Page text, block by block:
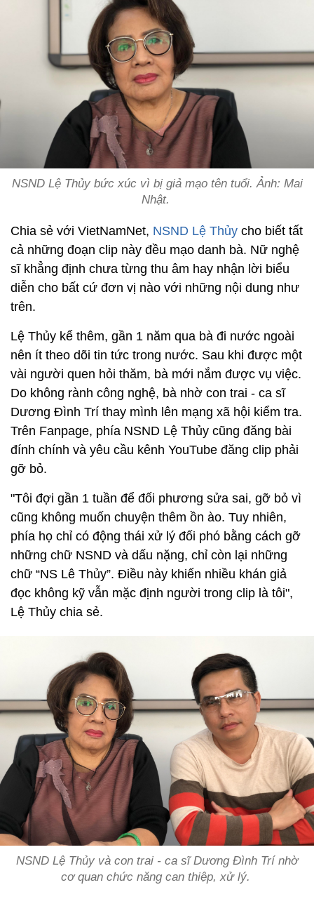
NSND Lệ Thủy bức xúc vì bị giả mạo tên tuổi. Ảnh: Mai
Nhật.
Chia sẻ với VietNamNet, NSND Lệ Thủy cho biết tất
cả những đoạn clip này đều mạo danh bà. Nữ nghệ
sĩ khẳng định chưa từng thu âm hay nhận lời biểu
diễn cho bất cứ đơn vị nào với những nội dung như
trên.
Lệ Thủy kể thêm, gần 1 năm qua bà đi nước ngoài
nên ít theo dõi tin tức trong nước. Sau khi được một
vài người quen hỏi thăm, bà mới nắm được vụ việc.
Do không rành công nghệ, bà nhờ con trai - ca sĩ
Dương Đình Trí thay mình lên mạng xã hội kiểm tra.
Trên Fanpage, phía NSND Lệ Thủy cũng đăng bài
đính chính và yêu cầu kênh YouTube đăng clip phải
gỡ bỏ.
"Tôi đợi gần 1 tuần để đối phương sửa sai, gỡ bỏ vì
cũng không muốn chuyện thêm ồn ào. Tuy nhiên,
phía họ chỉ có động thái xử lý đối phó bằng cách gỡ
những chữ NSND và dấu nặng, chỉ còn lại những
chữ “NS Lê Thủy”. Điều này khiến nhiều khán giả
đọc không kỹ vẫn mặc định người trong clip là tôi",
Lệ Thủy chia sẻ.
NSND Lệ Thủy và con trai - ca sĩ Dương Đình Trí nhờ
cơ quan chức năng can thiệp, xử lý.